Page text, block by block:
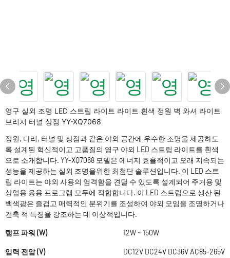
영구 실외 조명 LED 스트립 라이트 라이트 흰색 정원 벽 와셔 라이트
브리지 터널 상점 YY-XQ7068
정원, 다리, 터널 및 상점과 같은 야외 공간에 우수한 조명을 제공하도
록 설계된 혁신적이고 고품질의 영구 야외 LED 스트립 라이트를 흰색
으로 소개합니다. YY-XQ7068 모델은 에너지 효율적이고 오래 지속되는
성능을 제공하는 실외 조명을위한 최첨단 솔루션입니다. 이 LED 스트
립 라이트는 야외 사용의 엄격함을 견딜 수 있도록 설계되어 주거용 및
상업용 응용 프로그램 모두에 적합합니다. 이 LED 스트립으로 생산 된
백색광은 즐겁고 매력적인 분위기를 조성하여 야외 모임을 조명하거나
건축 적 특징을 강조하는 데 이상적입니다.
램프 파워 (W) 12W ~ 150W
입력 전압 (V) DC12V DC24V DC36V AC85-265V